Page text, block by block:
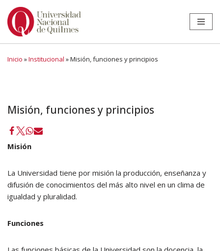
Ir
Inicio »Institucional »Misión, funciones y principios
Misión, funciones y principios
Misión
La Universidad tiene por misión la producción, enseñanza y
difusión de conocimientos del más alto nivel en un clima de
igualdad y pluralidad.
Funciones